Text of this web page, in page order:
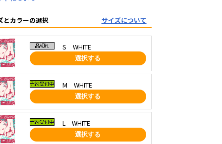
とカラーの選択 サイズについて
S WHITE
選択する
M WHITE
選択する
L WHITE
選択する